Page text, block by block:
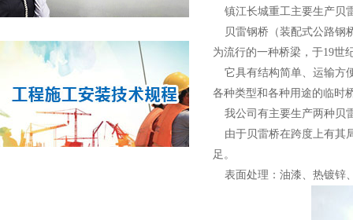
镇江长城重工主要生产贝
贝雷钢桥（装配式公路钢
为流行的一种桥梁，于19世
它具有结构简单、运输方
各种类型和各种用途的临时
我公司有主要生产两种贝
由于贝雷桥在跨度上有其
足。
表面处理：油漆、热镀锌